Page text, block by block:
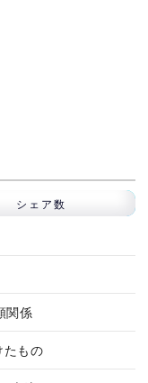
シェア数
関係
もの